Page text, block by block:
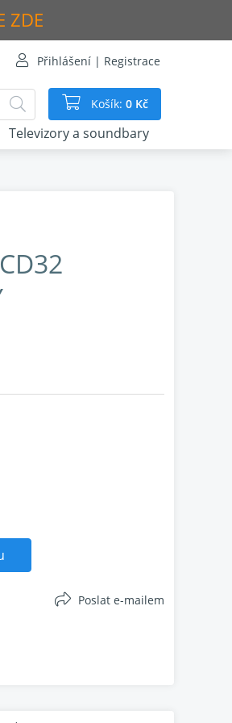
ZDE
Přihlášení | Registrace
Košík: 0 Kč
Poslat e-mailem
Televizory a soundbary